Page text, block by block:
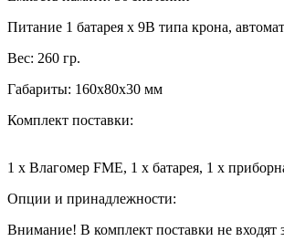
Питание 1 батарея x 9В типа крона,
Вес: 260 гр.
Габариты: 160х80х30 мм
Комплект поставки:
1 x Влагомер FME, 1 x батарея, 1 x
Опции и принадлежности:
Внимание! В комплект поставки не